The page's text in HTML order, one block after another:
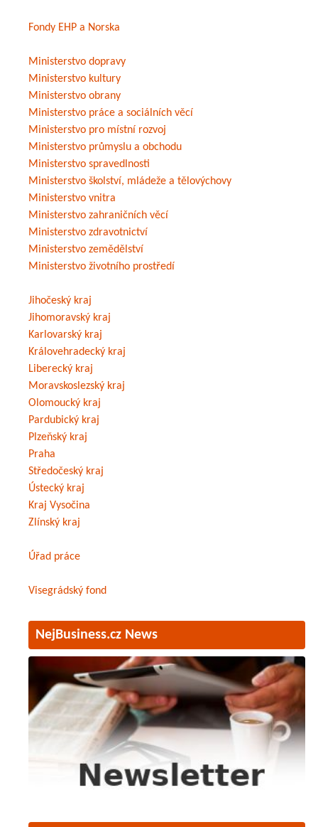
Fondy EHP a Norska
Ministerstvo dopravy
Ministerstvo kultury
Ministerstvo obrany
Ministerstvo práce a sociálních věcí
Ministerstvo pro místní rozvoj
Ministerstvo průmyslu a obchodu
Ministerstvo spravedlnosti
Ministerstvo školství, mládeže a tělovýchovy
Ministerstvo vnitra
Ministerstvo zahraničních věcí
Ministerstvo zdravotnictví
Ministerstvo zemědělství
Ministerstvo životního prostředí
Jihočeský kraj
Jihomoravský kraj
Karlovarský kraj
Královehradecký kraj
Liberecký kraj
Moravskoslezský kraj
Olomoucký kraj
Pardubický kraj
Plzeňský kraj
Praha
Středočeský kraj
Ústecký kraj
Kraj Vysočina
Zlínský kraj
Úřad práce
Visegrádský fond
NejBusiness.cz News